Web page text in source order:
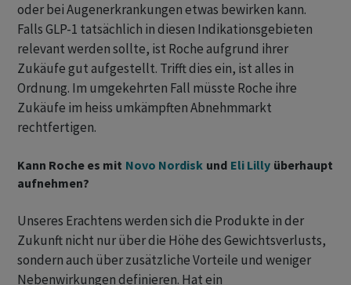
oder bei Augenerkrankungen etwas bewirken kann.
Falls GLP-1 tatsächlich in diesen Indikationsgebieten
relevant werden sollte, ist Roche aufgrund ihrer
Zukäufe gut aufgestellt. Trifft dies ein, ist alles in
Ordnung. Im umgekehrten Fall müsste Roche ihre
Zukäufe im heiss umkämpften Abnehmmarkt
rechtfertigen.
Kann Roche es mit Novo Nordisk und Eli Lilly überhaupt
aufnehmen?
Unseres Erachtens werden sich die Produkte in der
Zukunft nicht nur über die Höhe des Gewichtsverlusts,
sondern auch über zusätzliche Vorteile und weniger
Nebenwirkungen definieren. Hat ein